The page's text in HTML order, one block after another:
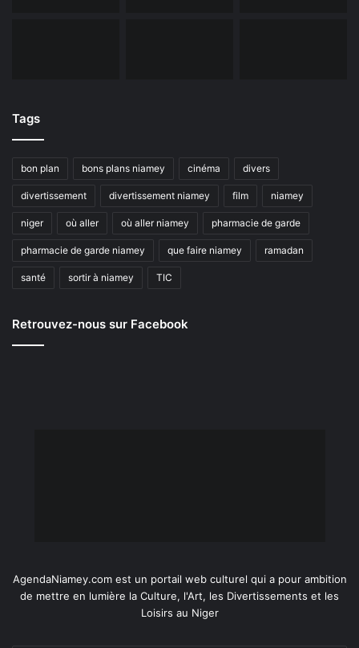
Tags
bon plan bons plans niamey cinéma divers
divertissement divertissement niamey film niamey
niger où aller où aller niamey pharmacie de garde
pharmacie de garde niamey que faire niamey ramadan
santé sortir à niamey TIC
Retrouvez-nous sur Facebook
AgendaNiamey.com est un portail web culturel qui a pour ambition
de mettre en lumière la Culture, l'Art, les Divertissements et les
Loisirs au Niger